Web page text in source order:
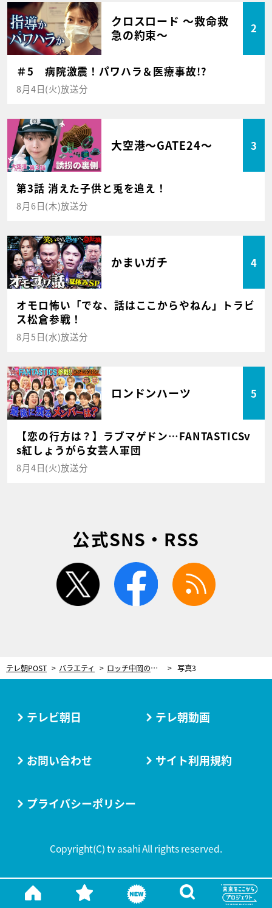
クロスロード ～救命救
急の約束～
2
＃5 病院激震！パワハラ＆医療事故!?
8月4日(火)放送分
大空港～GATE24～ 3
第3話 消えた子供と兎を追え！
8月6日(木)放送分
かまいガチ 4
オモロ怖い「でな、話はここからやねん」トラビ
ス松倉参戦！
8月5日(水)放送分
ロンドンハーツ 5
【恋の行方は？】ラブマゲドン…FANTASTICSv
s紅しょうがら女芸人軍団
8月4日(火)放送分
公式SNS・RSS
twitter facebook
テレ朝POST バラエティ ロッチ中岡の不思議体験 “その場にいない”大物女優から衝撃の連絡「謎が多い」 写真3
テレビ朝日 テレ朝動画
お問い合わせ サイト利用規約
プライバシーポリシー
Copyright(C) tv asahi All rights reserved.